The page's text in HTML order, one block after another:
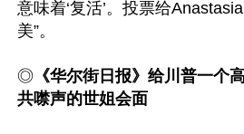
意味着‘复活’。投票给
美”。
◎ 《华尔街日报》给川普一个
共噤声的世姐会面